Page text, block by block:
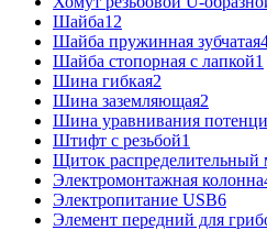
Шайба12
Шайба пружинная зубчатая
Шайба стопорная с лапкой1
Шина гибкая2
Шина заземляющая2
Шина уравнивания
Штифт с резьбой1
Щиток распределительный
Электромонтажная колонна
Электропитание USB6
Элемент передний для